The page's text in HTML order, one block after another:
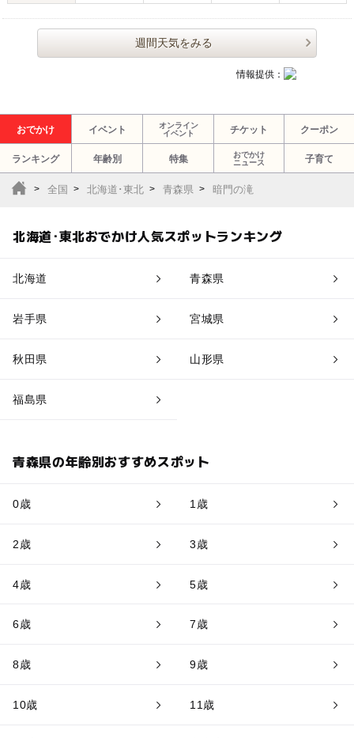
週間天気をみる
情報提供：
おでかけ イベント
オンライン
イベント
チケット クーポン
ランキング 年齢別 特集
おでかけ
ニュース
子育て
全国 北海道･東北 青森県 暗門の滝
北海道･東北おでかけ人気スポットランキング
北海道 青森県
岩手県 宮城県
秋田県 山形県
福島県
青森県の年齢別おすすめスポット
0歳 1歳
2歳 3歳
4歳 5歳
6歳 7歳
8歳 9歳
10歳 11歳